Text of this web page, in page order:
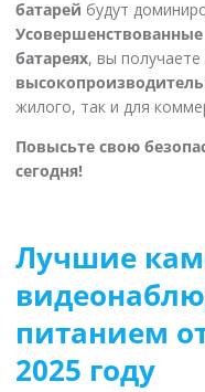
батарей будут
батареях, вы получаете
жилого, так и для
Повысьте свою
сегодня!
Лучшие
питанием
2025 году